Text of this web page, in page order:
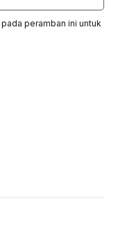
peramban ini untuk